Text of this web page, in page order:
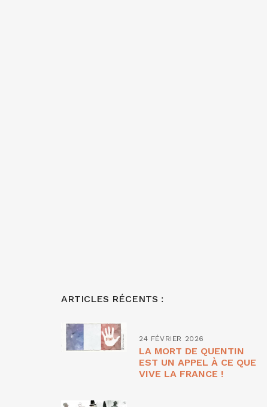
ARTICLES RÉCENTS :
24 FÉVRIER 2026
LA MORT DE QUENTIN
EST UN APPEL À CE QUE
VIVE LA FRANCE !